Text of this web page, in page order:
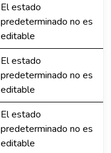
El estado
predeterminado no es
editable
El estado
predeterminado no es
editable
El estado
predeterminado no es
editable